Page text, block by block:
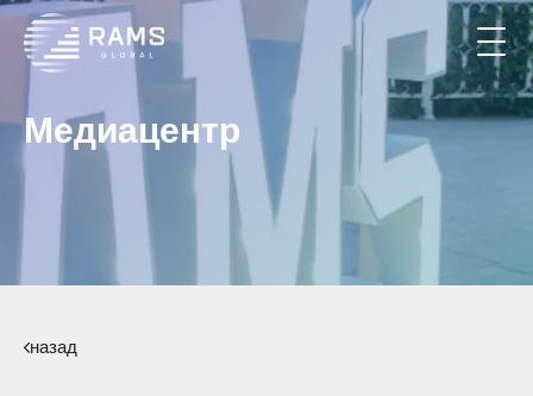
Медиацентр
назад